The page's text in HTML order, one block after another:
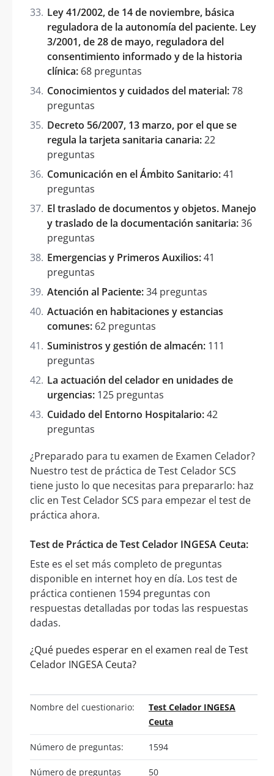
Ley 41/2002, de 14 de noviembre, básica
reguladora de la autonomía del paciente. Ley
3/2001, de 28 de mayo, reguladora del
consentimiento informado y de la historia
clínica: 68 preguntas
Conocimientos y cuidados del material:78
preguntas
Decreto 56/2007, 13 marzo, por el que se
regula la tarjeta sanitaria canaria:22
preguntas
Comunicación en el Ámbito Sanitario:41
preguntas
El traslado de documentos y objetos. Manejo
y traslado de la documentación sanitaria:36
preguntas
Emergencias y Primeros Auxilios:41
preguntas
Atención al Paciente:34 preguntas
Actuación en habitaciones y estancias
comunes: 62 preguntas
Suministros y gestión de almacén: 111
preguntas
La actuación del celador en unidades de
urgencias: 125 preguntas
Cuidado del Entorno Hospitalario:42
preguntas
¿Preparado para tu examen de Examen Celador?
Nuestro test de práctica de Test Celador SCS
tiene justo lo que necesitas para prepararlo: haz
clic en Test Celador SCS para empezar el test de
práctica ahora.
Test de Práctica de Test Celador INGESA Ceuta:
Este es el set más completo de preguntas
disponible en internet hoy en día. Los test de
práctica contienen 1594 preguntas con
respuestas detalladas por todas las respuestas
dadas.
¿Qué puedes esperar en el examen real de Test
Celador INGESA Ceuta?
Nombre del cuestionario:
Test Celador INGESA
Ceuta
Número de preguntas: 1594
Número de preguntas
50